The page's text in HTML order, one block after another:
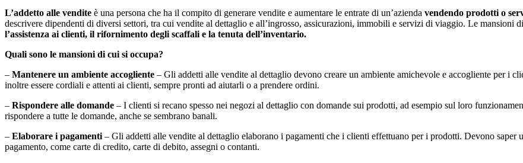
L’addetto alle vendite è una persona che ha il compito di generare vendite e aumentare le entrate di un’azienda vendendo prodotti o
descrivere dipendenti di diversi settori, tra cui vendite al dettaglio e all’ingrosso, assicurazioni, immobili e servizi di viaggio. Le mansioni
l’assistenza ai clienti, il rifornimento degli scaffali e la tenuta dell’inventario.
Quali sono le mansioni di cui si occupa?
– Mantenere un ambiente accogliente – Gli addetti alle vendite al dettaglio devono creare un ambiente amichevole e accogliente per i
inoltre essere cordiali e attenti ai clienti, sempre pronti ad aiutarli o a prendere ordini.
– Rispondere alle domande – I clienti si recano spesso nei negozi al dettaglio con domande sui prodotti, ad esempio sul loro
rispondere a tutte le domande, anche se sembrano banali.
– Elaborare i pagamenti – Gli addetti alle vendite al dettaglio elaborano i pagamenti che i clienti effettuano per i prodotti. Devono saper
pagamento, come carte di credito, carte di debito, assegni o contanti.